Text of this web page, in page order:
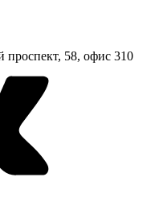
проспект, 58, офис 310